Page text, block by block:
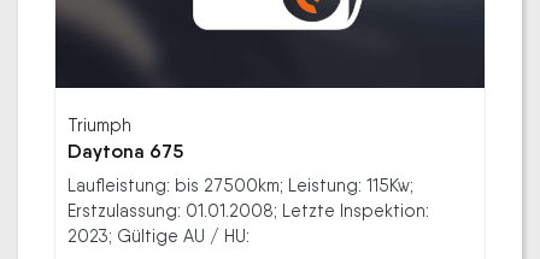
Triumph
Daytona 675
Laufleistung: bis 27500km; Leistung: 115Kw;
Erstzulassung: 01.01.2008; Letzte Inspektion:
2023; Gültige AU / HU: